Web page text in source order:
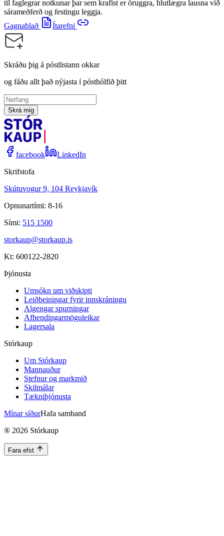
til faglegrar notkunar þar sem krafist er öruggra, hlutlægra lausna við
sárameðferð og festingu leggja.
Gagnablað
Ítarefni
Skráðu þig á póstlistann okkar
og fáðu allt það nýjasta í pósthólfið þitt
Skrá mig
facebook
LinkedIn
Skrifstofa
Skútuvogur 9, 104 Reykjavík
Opnunartími: 8-16
Sími: 515 1500
storkaup@storkaup.is
Kt: 600122-2820
Þjónusta
Umsókn um viðskipti
Leiðbeiningar fyrir innskráningu
Algengar spurningar
Afhendingarmöguleikar
Lagersala
Stórkaup
Um Stórkaup
Mannauður
Stefnur og markmið
Skilmálar
Tækniþjónusta
Mínar síðurHafa samband
® 2026 Stórkaup
Fara efst